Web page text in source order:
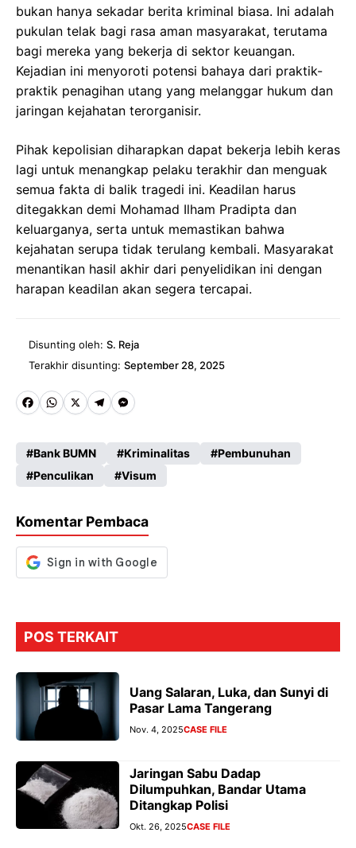
bukan hanya sekadar berita kriminal biasa. Ini adalah
pukulan telak bagi rasa aman masyarakat, terutama
bagi mereka yang bekerja di sektor keuangan.
Kejadian ini menyoroti potensi bahaya dari praktik-
praktik penagihan utang yang melanggar hukum dan
jaringan kejahatan terorganisir.
Pihak kepolisian diharapkan dapat bekerja lebih keras
lagi untuk menangkap pelaku terakhir dan menguak
semua fakta di balik tragedi ini. Keadilan harus
ditegakkan demi Mohamad Ilham Pradipta dan
keluarganya, serta untuk memastikan bahwa
kejahatan serupa tidak terulang kembali. Masyarakat
menantikan hasil akhir dari penyelidikan ini dengan
harapan keadilan akan segera tercapai.
Disunting oleh: S. Reja
Terakhir disunting: September 28, 2025
Fa
b
o
k
W
ts
A
p
X
Te
gr
a
M
se
n
er
Bank BUMN Kriminalitas
Pembunuhan
Penculikan
Visum
Komentar Pembaca
POS TERKAIT
Uang Salaran, Luka, dan Sunyi di
Pasar Lama Tangerang
Nov. 4, 2025CASE FILE
Jaringan Sabu Dadap
Dilumpuhkan, Bandar Utama
Ditangkap Polisi
Okt. 26, 2025CASE FILE